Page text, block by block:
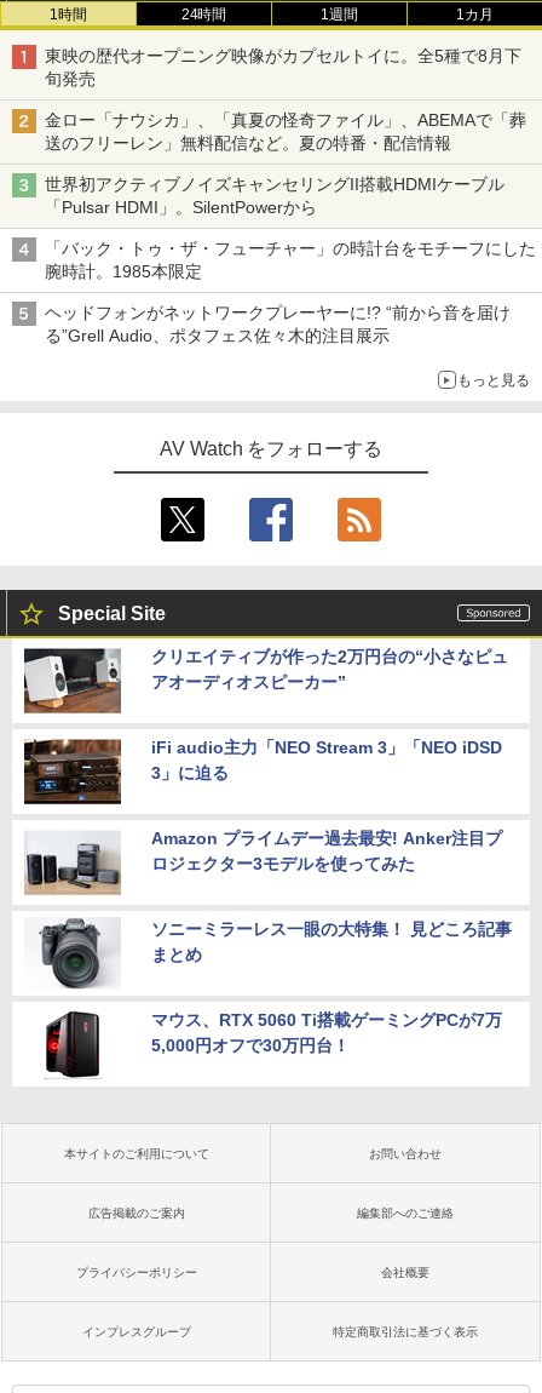
1時間 24時間 1週間 1カ月
東映の歴代オープニング映像がカプセルトイに。全5種で8月下
旬発売
金ロー「ナウシカ」、「真夏の怪奇ファイル」、ABEMAで「葬
送のフリーレン」無料配信など。夏の特番・配信情報
世界初アクティブノイズキャンセリングII搭載HDMIケーブル
「Pulsar HDMI」。SilentPowerから
「バック・トゥ・ザ・フューチャー」の時計台をモチーフにした
腕時計。1985本限定
ヘッドフォンがネットワークプレーヤーに!? “前から音を届け
る”Grell Audio、ポタフェス佐々木的注目展示
もっと見る
AV Watch をフォローする
Special Site
クリエイティブが作った2万円台の“小さなピュ
アオーディオスピーカー”
iFi audio主力「NEO Stream 3」「NEO iDSD
3」に迫る
Amazon プライムデー過去最安! Anker注目プ
ロジェクター3モデルを使ってみた
ソニーミラーレス一眼の大特集！ 見どころ記事
まとめ
マウス、RTX 5060 Ti搭載ゲーミングPCが7万
5,000円オフで30万円台！
本サイトのご利用について お問い合わせ
広告掲載のご案内 編集部へのご連絡
プライバシーポリシー 会社概要
インプレスグループ 特定商取引法に基づく表示